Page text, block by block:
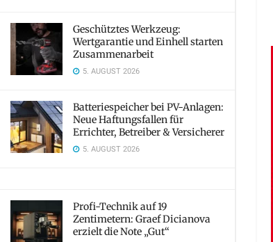
Geschütztes Werkzeug:
Wertgarantie und Einhell starten
Zusammenarbeit
5. AUGUST 2026
Batteriespeicher bei PV-Anlagen:
Neue Haftungsfallen für
Errichter, Betreiber & Versicherer
5. AUGUST 2026
Profi-Technik auf 19
Zentimetern: Graef Dicianova
erzielt die Note „Gut“